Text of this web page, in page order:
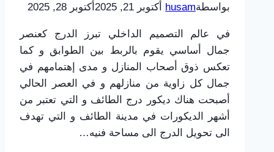
بواسطةhusam أكتوبر 21, 2025 أكتوبر 28, 2025
في عالم التصميم الداخلي تبرز الدرج كعنصر
جمال أساسي يقوم بالربط بين الطوابق و كما
تعكس ذوق أصحاب المنازل و مدى إهتمامهم في
جمال كل زاوية من منازلهم و في العصر الحالي
أصبحت هناك ديكور درج الطائف و التي تعتبر من
أشهر الديكورات في مدينة الطائف و التي تهدف
الى تحويل الدرج الى مساحة فنيه…